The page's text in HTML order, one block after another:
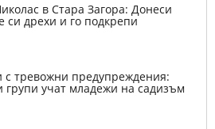
в Стара Загора: Донеси
си дрехи и го подкрепи
с тревожни предупреждения:
групи учат младежи на садизъм